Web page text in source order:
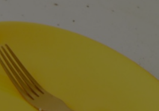
Finferli, animelle e
Come affumicare:
legna ed erbe da
usare
Ritorno sui banchi?
Consigli per ritrovare
la concentrazione
perduta